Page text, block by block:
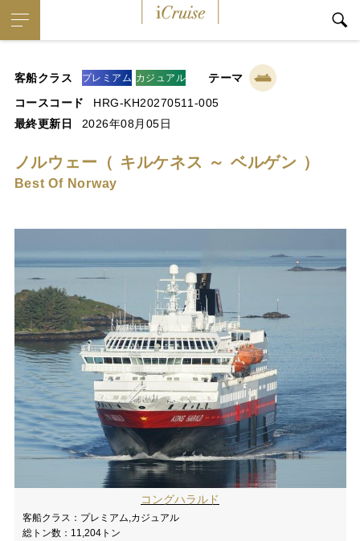
客船クラス プレミアム カジュアル
テーマ
コースコード
HRG-KH20270511-005
最終更新日
2026年08月05日
ノルウェー（ キルケネス ～ ベルゲン ）
Best Of Norway
コングハラルド
客船クラス： プレミアム,カジュアル
総トン数： 11,204トン